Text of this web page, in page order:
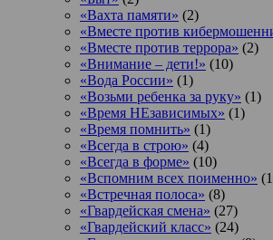
«Вахта памяти» (2)
«Вместе против
«Вместе против террора» (2)
«Внимание – дети!» (10)
«Вода России» (1)
«Возьми ребенка за руку» (1)
«Время НЕзависимых» (1)
«Время помнить» (1)
«Всегда в строю» (4)
«Всегда в форме» (10)
«Вспомним всех поименно»
«Встречная полоса» (8)
«Гвардейская смена» (27)
«Гвардейский класс» (24)